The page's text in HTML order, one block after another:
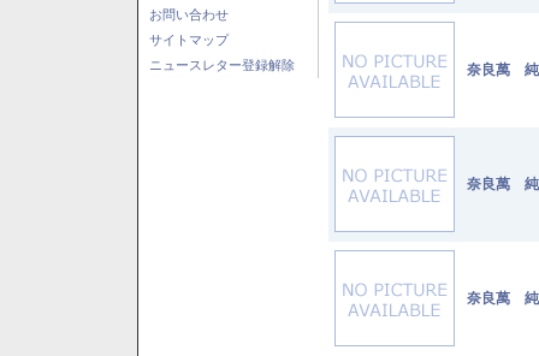
お問い合わせ
サイトマップ
ニュースレター登録解除
奈良萬
奈良萬
奈良萬